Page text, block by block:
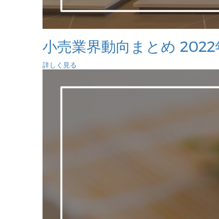
小売業界動向まとめ
詳しく見る